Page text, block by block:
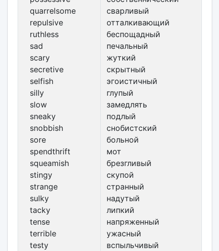
quarrelsome
repulsive
ruthless
sad
scary
secretive
selfish
silly
slow
sneaky
snobbish
sore
spendthrift
squeamish
stingy
strange
sulky
tacky
tense
terrible
testy
сварливый
отталкивающий
беспощадный
печальный
жуткий
скрытный
эгоистичный
глупый
замедлять
подлый
снобистский
больной
мот
брезгливый
скупой
странный
надутый
липкий
напряженный
ужасный
вспыльчивый